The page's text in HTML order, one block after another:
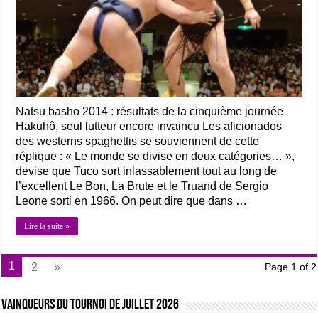
Natsu basho 2014 : résultats de la cinquième journée
Hakuhô, seul lutteur encore invaincu Les aficionados
des westerns spaghettis se souviennent de cette
réplique : « Le monde se divise en deux catégories… »,
devise que Tuco sort inlassablement tout au long de
l’excellent Le Bon, La Brute et le Truand de Sergio
Leone sorti en 1966. On peut dire que dans …
Lire la suite »
Page 1 of 2
1 2 »
Vainqueurs du tournoi de Juillet 2026